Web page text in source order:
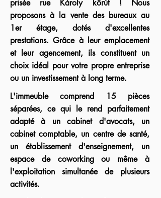
prisée rue Károly körút ! Nous
proposons à la vente des bureaux au
1er étage, dotés d'excellentes
prestations. Grâce à leur emplacement
et leur agencement, ils constituent un
choix idéal pour votre propre entreprise
ou un investissement à long terme.
L'immeuble comprend 15 pièces
séparées, ce qui le rend parfaitement
adapté à un cabinet d'avocats, un
cabinet comptable, un centre de santé,
un établissement d'enseignement, un
espace de coworking ou même à
l'exploitation simultanée de plusieurs
activités.